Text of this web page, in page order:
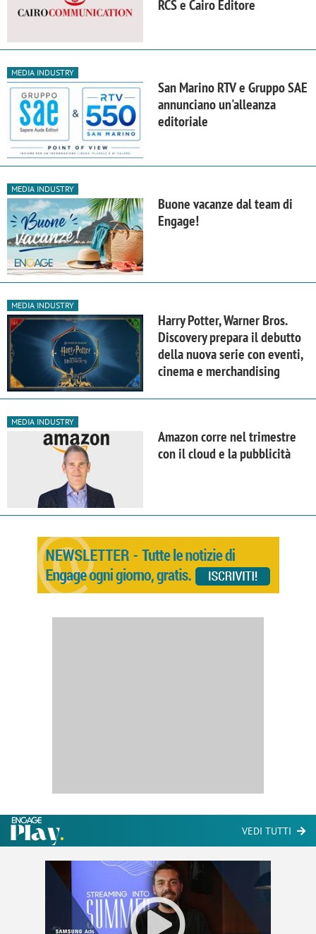
RCS e Cairo Editore
MEDIA INDUSTRY
San Marino RTV e Gruppo SAE
annunciano un'alleanza
editoriale
MEDIA INDUSTRY
Buone vacanze dal team di
Engage!
MEDIA INDUSTRY
Harry Potter, Warner Bros.
Discovery prepara il debutto
della nuova serie con eventi,
cinema e merchandising
MEDIA INDUSTRY
Amazon corre nel trimestre
con il cloud e la pubblicità
VEDI TUTTI